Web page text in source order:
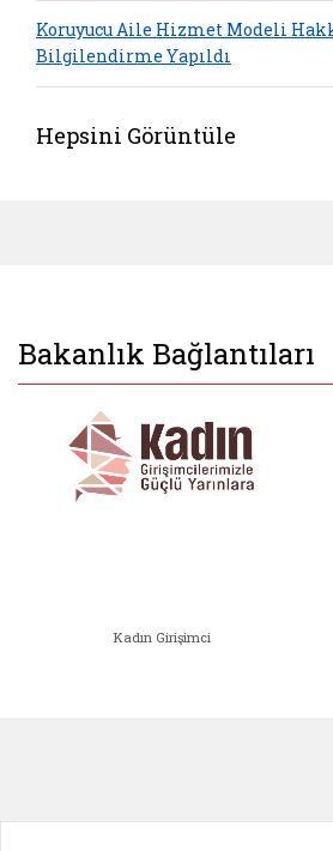
Koruyucu Aile Hizmet Modeli
Bilgilendirme Yapıldı
Hepsini Görüntüle
Bakanlık Bağlantıları
Kadın Girişimci